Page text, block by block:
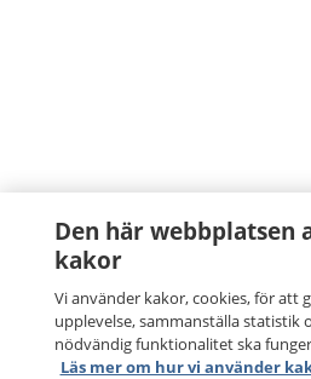
Den här webbplatsen
kakor
Vi använder kakor, cookies, för att
upplevelse, sammanställa statistik
nödvändig funktionalitet ska
Läs mer om hur vi använder